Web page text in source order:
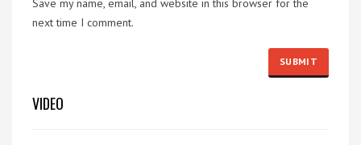
Save my name, email, and website in this browser for the
next time I comment.
VIDEO